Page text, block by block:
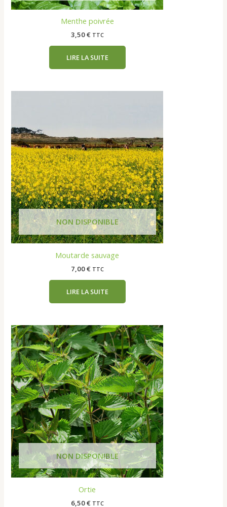
Menthe poivrée
3,50€ TTC
LIRE LA SUITE
Moutarde sauvage
7,00€ TTC
LIRE LA SUITE
Ortie
6,50€ TTC